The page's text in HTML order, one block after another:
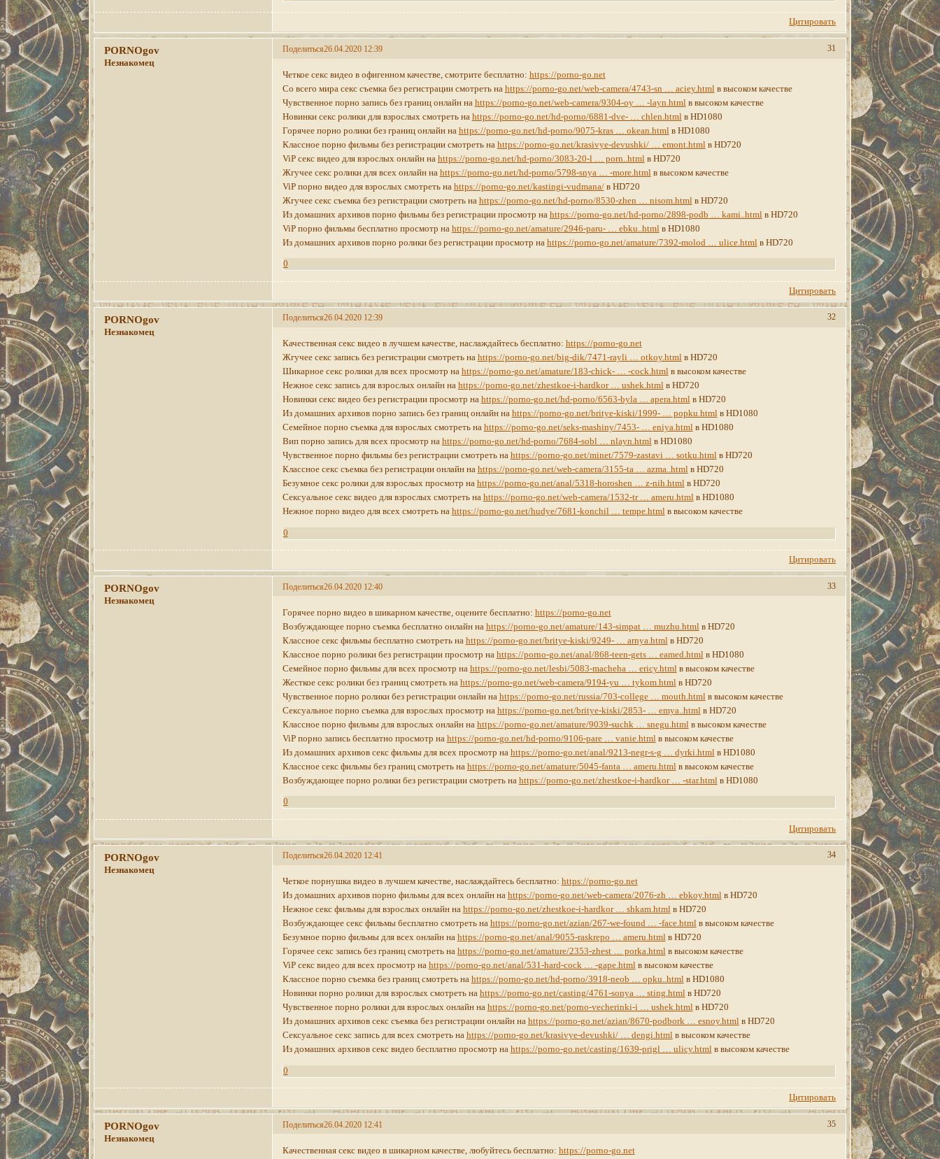
Цитировать
Поделиться 31
26.04.2020 12:39
PORNOgov
Незнакомец
Четкое секс видео в офигенном качестве, смотрите бесплатно: https://porno-go.net
Со всего мира секс съемка без регистрации смотреть на https://porno-go.net/web-camera/4743-sn … aciey.html в высоком качестве
Чувственное порно запись без границ онлайн на https://porno-go.net/web-camera/9304-oy … -layn.html в высоком качестве
Новинки секс ролики для взрослых смотреть на https://porno-go.net/hd-porno/6881-dve- … chlen.html в HD1080
Горячее порно ролики без границ онлайн на https://porno-go.net/hd-porno/9075-kras … okean.html в HD1080
Классное порно фильмы без регистрации смотреть на https://porno-go.net/krasivye-devushki/ … emont.html в HD720
ViP секс видео для взрослых онлайн на https://porno-go.net/hd-porno/3083-20-l … porn..html в HD720
Жгучее секс ролики для всех онлайн на https://porno-go.net/hd-porno/5798-snya … -more.html в высоком качестве
ViP порно видео для взрослых смотреть на https://porno-go.net/kastingi-vudmana/в HD720
Жгучее секс съемка без регистрации смотреть на https://porno-go.net/hd-porno/8530-zhen … nisom.html в HD720
Из домашних архивов порно фильмы без регистрации просмотр на https://porno-go.net/hd-porno/2898-podb … kami..html в HD720
ViP порно фильмы бесплатно просмотр на https://porno-go.net/amature/2946-paru- … ebku..html в HD1080
Из домашних архивов порно ролики без регистрации просмотр на https://porno-go.net/amature/7392-molod … ulice.html в HD720
0
Цитировать
Поделиться 32
26.04.2020 12:39
PORNOgov
Незнакомец
Качественная секс видео в лучшем качестве, наслаждайтесь бесплатно: https://porno-go.net
Жгучее секс запись без регистрации смотреть на https://porno-go.net/big-dik/7471-rayli … otkoy.htmlв HD720
Шикарное секс ролики для всех просмотр на https://porno-go.net/amature/183-chick- … -cock.htmlв высоком качестве
Нежное секс запись для взрослых онлайн на https://porno-go.net/zhestkoe-i-hardkor … ushek.htmlв HD720
Новинки секс видео без регистрации просмотр на https://porno-go.net/hd-porno/6563-byla … apera.htmlв HD720
Из домашних архивов порно запись без границ онлайн на https://porno-go.net/britye-kiski/1999- … popku.htmlв HD1080
Семейное порно съемка для взрослых смотреть на https://porno-go.net/seks-mashiny/7453- … eniya.htmlв HD1080
Вип порно запись для всех просмотр на https://porno-go.net/hd-porno/7684-sobl … nlayn.htmlв HD1080
Чувственное порно фильмы без регистрации смотреть на https://porno-go.net/minet/7579-zastavi … sotku.htmlв HD720
Классное секс съемка без регистрации онлайн на https://porno-go.net/web-camera/3155-ta … azma..htmlв HD720
Безумное секс ролики для взрослых просмотр на https://porno-go.net/anal/5318-horoshen … z-nih.htmlв HD720
Сексуальное секс видео для взрослых смотреть на https://porno-go.net/web-camera/1532-tr … ameru.htmlв HD1080
Нежное порно видео для всех смотреть на https://porno-go.net/hudye/7681-konchil … tempe.htmlв высоком качестве
0
Цитировать
Поделиться 33
26.04.2020 12:40
PORNOgov
Незнакомец
Горячее порно видео в шикарном качестве, оцените бесплатно: https://porno-go.net
Возбуждающее порно съемка бесплатно онлайн на https://porno-go.net/amature/143-simpat … muzhu.html в HD720
Классное секс фильмы бесплатно смотреть на https://porno-go.net/britye-kiski/9249- … arnya.html в HD720
Классное порно ролики без регистрации просмотр на https://porno-go.net/anal/868-teen-gets … eamed.html в HD1080
Семейное порно фильмы для всех просмотр на https://porno-go.net/lesbi/5083-macheha … ericy.html в высоком качестве
Жесткое секс ролики без границ смотреть на https://porno-go.net/web-camera/9194-yu … tykom.html в HD720
Чувственное порно ролики без регистрации онлайн на https://porno-go.net/russia/703-college … mouth.html в высоком качестве
Сексуальное порно съемка для взрослых просмотр на https://porno-go.net/britye-kiski/2853- … emya..html в HD720
Классное порно фильмы для взрослых онлайн на https://porno-go.net/amature/9039-suchk … snegu.html в высоком качестве
ViP порно запись бесплатно просмотр на https://porno-go.net/hd-porno/9106-pare … vanie.html в высоком качестве
Из домашних архивов секс фильмы для всех просмотр на https://porno-go.net/anal/9213-negr-s-g … dyrki.html в HD1080
Классное секс фильмы без границ смотреть на https://porno-go.net/amature/5045-fanta … ameru.html в высоком качестве
Возбуждающее порно ролики без регистрации смотреть на https://porno-go.net/zhestkoe-i-hardkor … -star.html в HD1080
0
Цитировать
Поделиться 34
26.04.2020 12:41
PORNOgov
Незнакомец
Четкое порнушка видео в лучшем качестве, наслаждайтесь бесплатно: https://porno-go.net
Из домашних архивов порно фильмы для всех онлайн на https://porno-go.net/web-camera/2076-zh … ebkoy.htmlв HD720
Нежное секс фильмы для взрослых онлайн на https://porno-go.net/zhestkoe-i-hardkor … shkam.htmlв HD720
Возбуждающее секс фильмы бесплатно смотреть на https://porno-go.net/azian/267-we-found … -face.htmlв высоком качестве
Безумное порно фильмы для всех онлайн на https://porno-go.net/anal/9055-raskrepo … ameru.htmlв HD720
Горячее секс запись без границ смотреть на https://porno-go.net/amature/2353-zhest … porka.htmlв высоком качестве
ViP секс видео для всех просмотр на https://porno-go.net/anal/531-hard-cock … -gape.htmlв высоком качестве
Классное порно съемка без границ смотреть на https://porno-go.net/hd-porno/3918-neob … opku..htmlв HD1080
Новинки порно ролики для взрослых смотреть на https://porno-go.net/casting/4761-sonya … sting.htmlв HD720
Чувственное порно ролики для взрослых онлайн на https://porno-go.net/porno-vecherinki-i … ushek.htmlв HD720
Из домашних архивов секс съемка без регистрации онлайн на https://porno-go.net/azian/8670-podbork … esnoy.htmlв HD720
Сексуальное секс запись для всех смотреть на https://porno-go.net/krasivye-devushki/ … dengi.htmlв высоком качестве
Из домашних архивов секс видео бесплатно просмотр на https://porno-go.net/casting/1639-prigl … ulicy.htmlв высоком качестве
0
Цитировать
Поделиться 35
26.04.2020 12:41
PORNOgov
Незнакомец
Качественная секс видео в шикарном качестве, любуйтесь бесплатно: https://porno-go.net